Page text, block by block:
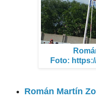
Foto:
Román Martín